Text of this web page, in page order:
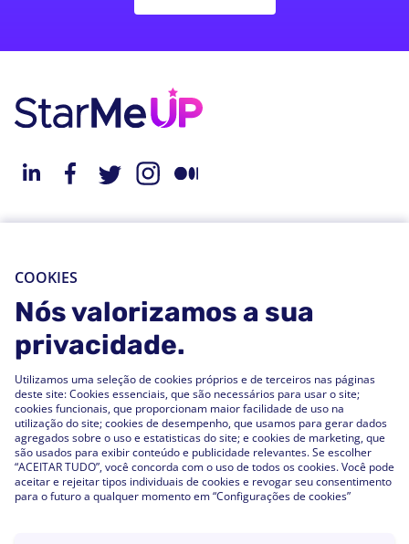
Solução
Engajamento
Desempenho
People Analytics
Integrações
Webinars
Centro de Suporte
Perguntas Frequentes
Clientes
Histórias de Clientes
COOKIES
Nós valorizamos a sua
privacidade.
Utilizamos uma seleção de cookies próprios e de terceiros nas páginas
deste site: Cookies essenciais, que são necessários para usar o site;
cookies funcionais, que proporcionam maior facilidade de uso na
utilização do site; cookies de desempenho, que usamos para gerar dados
agregados sobre o uso e estatisticas do site; e cookies de marketing, que
são usados ​​para exibir conteúdo e publicidade relevantes. Se escolher
“ACEITAR TUDO”, você concorda com o uso de todos os cookies. Você pode
aceitar e rejeitar tipos individuais de cookies e revogar seu consentimento
para o futuro a qualquer momento em “Configurações de cookies”